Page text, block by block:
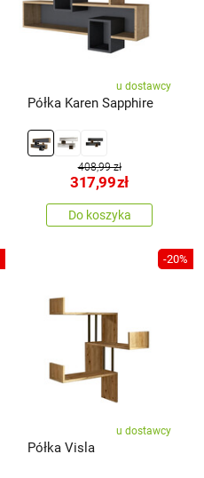
u dostawcy
Półka Karen Sapphire
408,99 zł
317,99zł
Do koszyka
-20%
u dostawcy
Półka Visla